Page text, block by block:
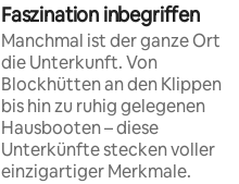
Faszination inbegriffen
Manchmal ist der ganze Ort
die Unterkunft. Von
Blockhütten an den Klippen
bis hin zu ruhig gelegenen
Hausbooten – diese
Unterkünfte stecken voller
einzigartiger Merkmale.